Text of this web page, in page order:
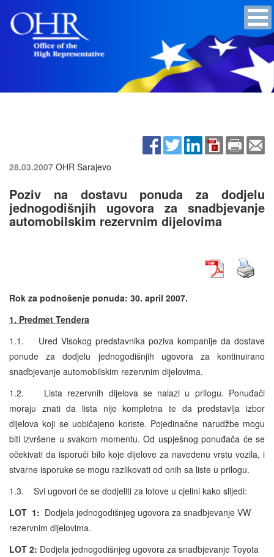
28.03.2007 OHR Sarajevo
Poziv na dostavu ponuda za dodjelu
jednogodišnjih ugovora za snadbjevanje
automobilskim rezervnim dijelovima
Rok za podnošenje ponuda: 30. april 2007.
1. Predmet Tendera
1.1. Ured Visokog predstavnika poziva kompanije da dostave
ponude za dodjelu jednogodišnjih ugovora za kontinuirano
snadbjevanje automobilskim rezervnim dijelovima.
1.2. Lista rezervnih dijelova se nalazi u prilogu. Ponuđači
moraju znati da lista nije kompletna te da predstavlja izbor
dijelova koji se uobičajeno koriste. Pojedinačne narudžbe mogu
biti izvršene u svakom momentu. Od uspješnog ponuđača će se
očekivati da isporuči bilo koje dijelove za navedenu vrstu vozila, i
stvarne isporuke se mogu razlikovati od onih sa liste u prilogu.
1.3. Svi ugovori će se dodjeliti za lotove u cjelini kako slijedi:
LOT 1: Dodjela jednogodišnjeg ugovora za snadbjevanje VW
rezervnim dijelovima.
LOT 2: Dodjela jednogodišnjeg ugovora za snadbjevanje Toyota